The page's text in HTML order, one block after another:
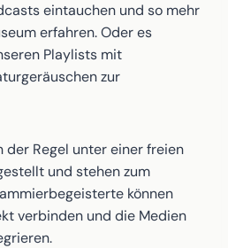
eintauchen und so mehr
erfahren. Oder es
Playlists mit
zur
der Regel unter einer freien
und stehen zum
können
verbinden und die Medien